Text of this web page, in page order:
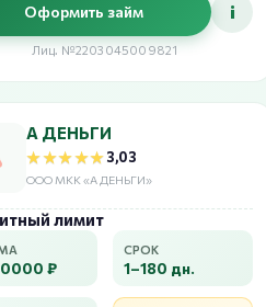
Оформить займ i
Лиц. №2203045009821
А ДЕНЬГИ
★★★★★
★★★★★3,03
ООО МКК «А ДЕНЬГИ»
лимит
₽
СРОК
1–180 дн.